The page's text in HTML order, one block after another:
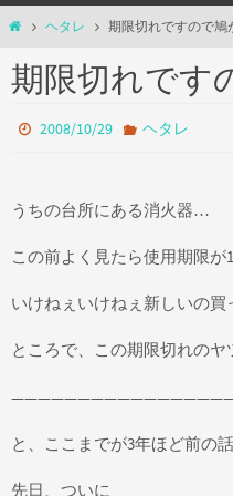
ホ
ム
ヘタレ 期限切れですので鳩
期限切れです
2008/10/29 ヘタレ
うちの台所にある消火器…
この前よく見たら使用期限が
いけねぇいけねぇ新しいの買
ところで、この期限切れのヤ
と、ここまでが3年ほど前の話
先日、ついに